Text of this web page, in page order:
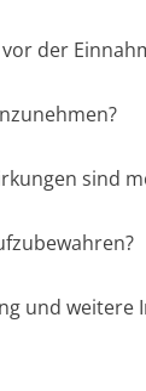
der
sind
und weitere